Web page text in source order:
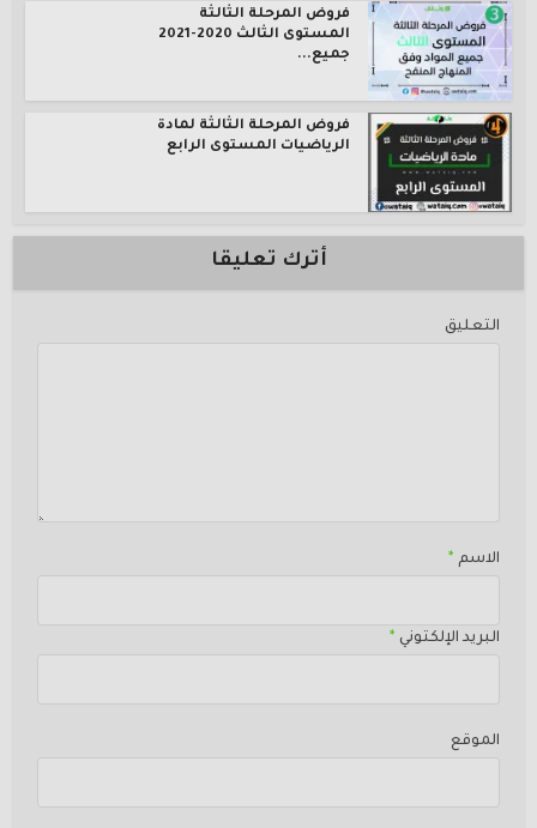
فروض المرحلة الثالثة
المستوى الثالث 2020-2021
جميع...
فروض المرحلة الثالثة لمادة
الرياضيات المستوى الرابع
أترك تعليقا
التعليق
الاسم *
البريد الإلكتوني *
الموقع